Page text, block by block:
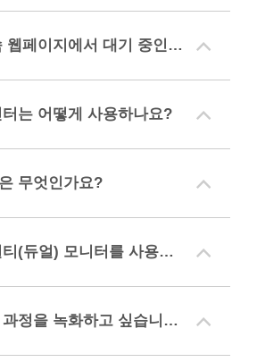
대기 중인 상담원 번호가 없습니다. 어떻게 해야 하나요?
는 어떻게 사용하나요?
무엇인가요?
모니터를 사용할 때도 지원이 가능한가요?
싶습니다. 그리고 녹화 파일을 보려면 어떻게 해야 하나요?